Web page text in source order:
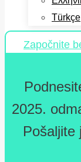
Türkçe
Započnite
2025.
Pošaljite